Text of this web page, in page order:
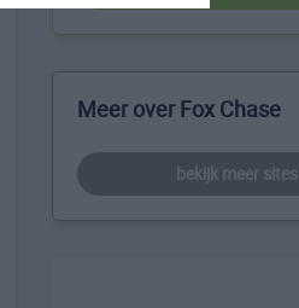
Meer over Fox Chase
bekijk meer sites